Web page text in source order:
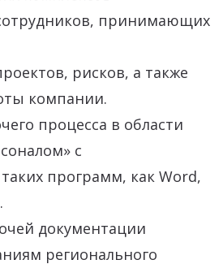
принимающих
рисков, а также
компании.
процесса в области
с
программ, как Word,
документации
регионального